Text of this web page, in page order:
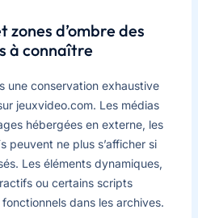
zones d’ombre des
à connaître
une conservation exhaustive
jeuxvideo.com. Les médias
hébergées en externe, les
peuvent ne plus s’afficher si
Les éléments dynamiques,
ou certains scripts
dans les archives.